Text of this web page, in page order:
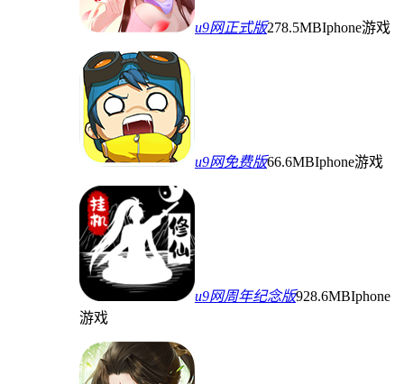
u9网正式版278.5MBIphone游戏
u9网免费版66.6MBIphone游戏
u9网周年纪念版928.6MBIphone
游戏